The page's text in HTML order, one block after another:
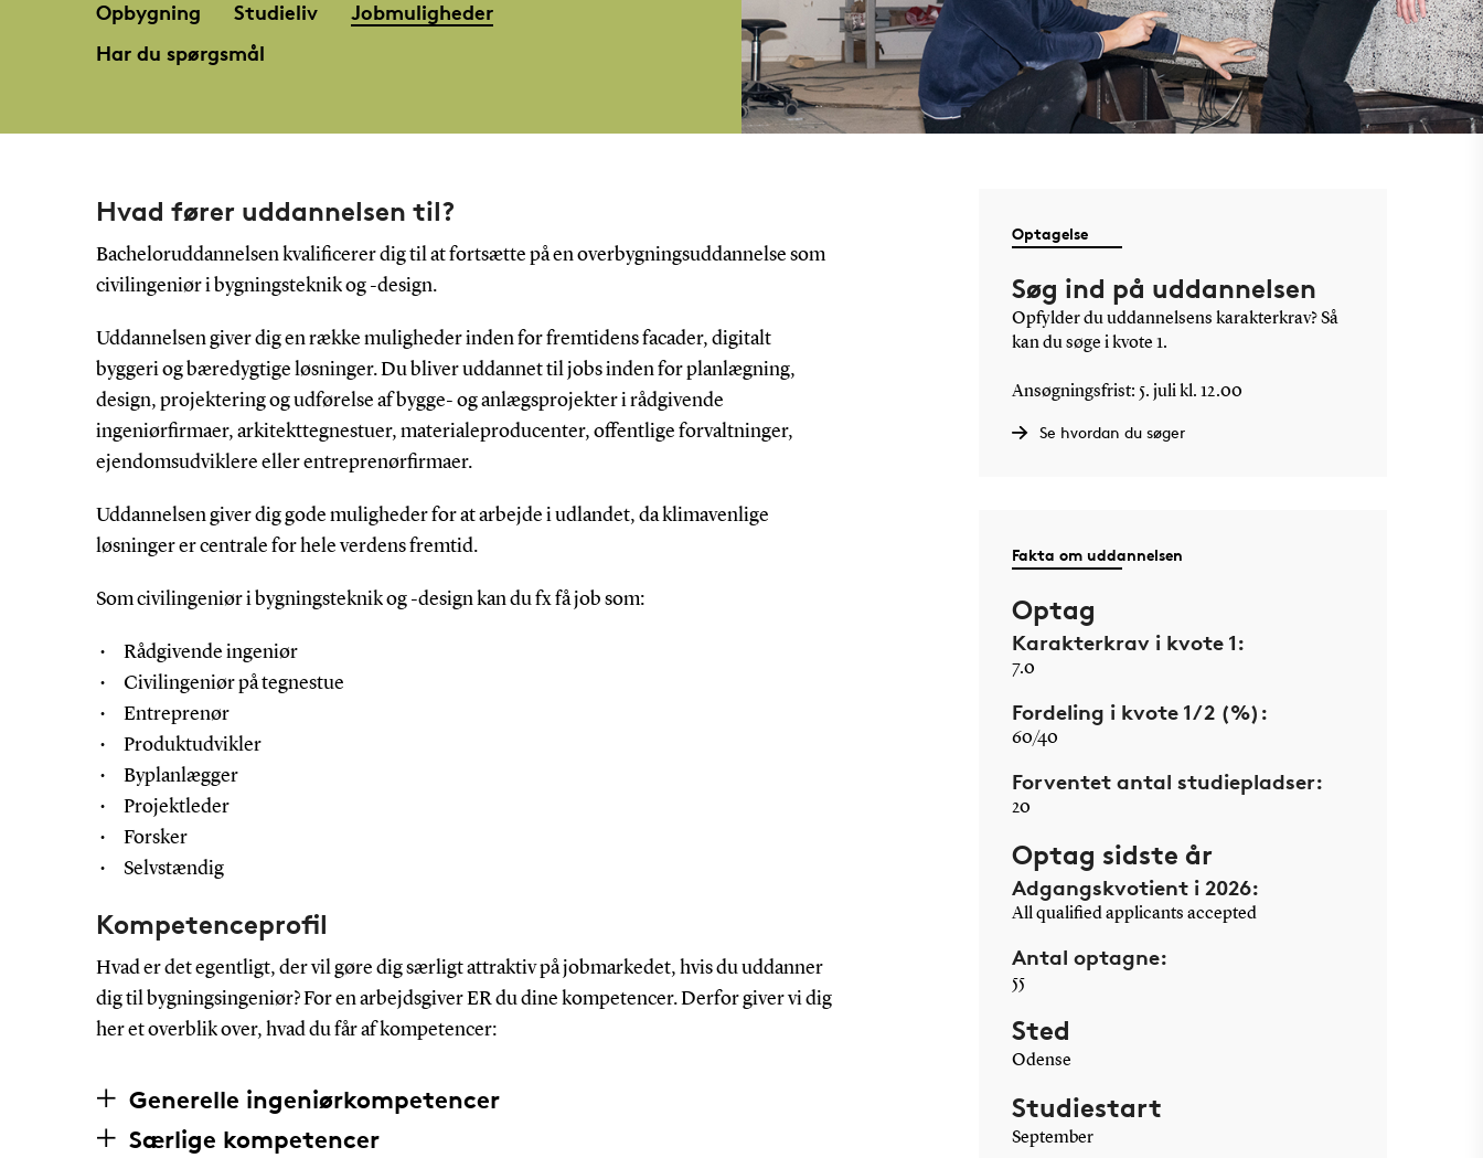
Opbygning
Studieliv
Jobmuligheder
Har du spørgsmål
Hvad fører uddannelsen til?
Bacheloruddannelsen kvalificerer dig til at fortsætte på en overbygningsuddannelse som
civilingeniør i bygningsteknik og -design.
Uddannelsen giver dig en række muligheder inden for fremtidens facader, digitalt
byggeri og bæredygtige løsninger. Du bliver uddannet til jobs inden for planlægning,
design, projektering og udførelse af bygge- og anlægsprojekter i rådgivende
ingeniørfirmaer, arkitekttegnestuer, materialeproducenter, offentlige forvaltninger,
ejendomsudviklere eller entreprenørfirmaer.
Uddannelsen giver dig gode muligheder for at arbejde i udlandet, da klimavenlige
løsninger er centrale for hele verdens fremtid.
Som civilingeniør i bygningsteknik og -design kan du fx få job som:
Rådgivende ingeniør
Civilingeniør på tegnestue
Entreprenør
Produktudvikler
Byplanlægger
Projektleder
Forsker
Selvstændig
Kompetenceprofil
Hvad er det egentligt, der vil gøre dig særligt attraktiv på jobmarkedet, hvis du uddanner
dig til bygningsingeniør? For en arbejdsgiver ER du dine kompetencer. Derfor giver vi dig
her et overblik over, hvad du får af kompetencer:
Generelle ingeniørkompetencer
Særlige kompetencer
Optagelse
Søg ind på uddannelsen
Opfylder du uddannelsens karakterkrav? Så
kan du søge i kvote 1.
Ansøgningsfrist: 5. juli kl. 12.00
Se hvordan du søger
Fakta om uddannelsen
Optag
Karakterkrav i kvote 1:
7.0
Fordeling i kvote 1/2 (%):
60/40
Forventet antal studiepladser:
20
Optag sidste år
Adgangskvotient i 2026:
All qualified applicants accepted
Antal optagne:
55
Sted
Odense
Studiestart
September